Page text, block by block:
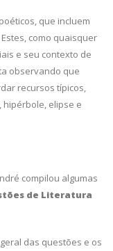
que incluem
como quaisquer
e seu contexto de
observando que
recursos típicos,
hipérbole, elipse e
compilou algumas
de Literatura
das questões e os